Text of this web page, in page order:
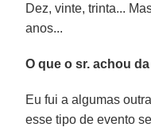
Dez, vinte, trinta...
anos...
O que o sr. achou
Eu fui a algumas
esse tipo de evento